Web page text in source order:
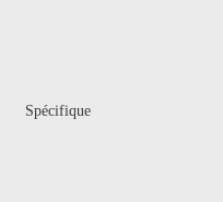
Spécifique